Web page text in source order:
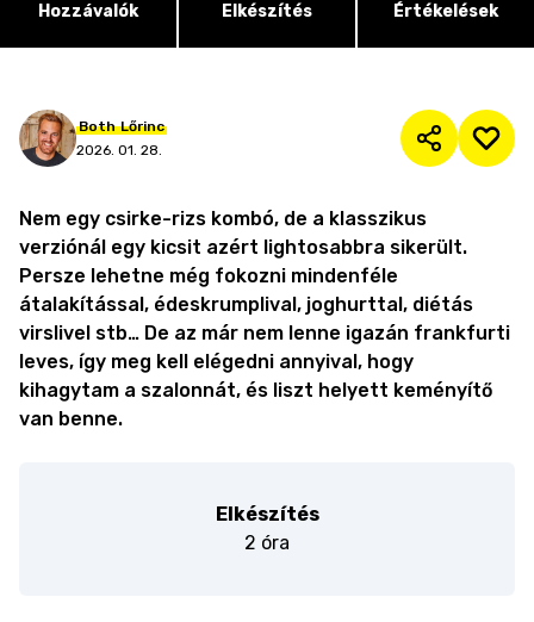
Hozzávalók Elkészítés Értékelések
Both Lőrinc
2026. 01. 28.
Nem egy csirke-rizs kombó, de a klasszikus
verziónál egy kicsit azért lightosabbra sikerült.
Persze lehetne még fokozni mindenféle
átalakítással, édeskrumplival, joghurttal, diétás
virslivel stb… De az már nem lenne igazán frankfurti
leves, így meg kell elégedni annyival, hogy
kihagytam a szalonnát, és liszt helyett keményítő
van benne.
Elkészítés
2 óra